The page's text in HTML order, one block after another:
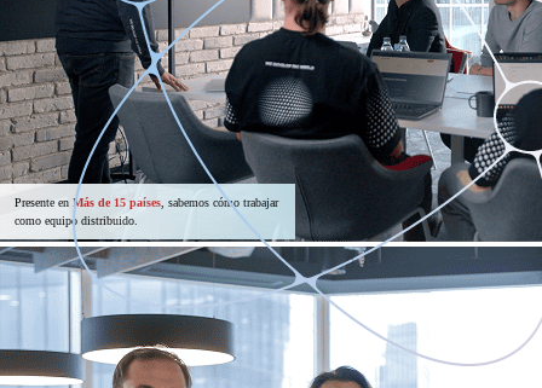
Presente en Más de 15 países , sabemos cómo trabajar
como equipo distribuido.